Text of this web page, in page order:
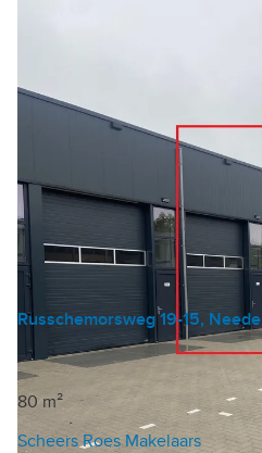
Russchemorsweg 19-15, Neede
Bedrijfshal
€ 119 /m²/jaar
80 m²
Scheers Roes Makelaars